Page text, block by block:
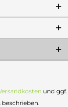
und ggf.